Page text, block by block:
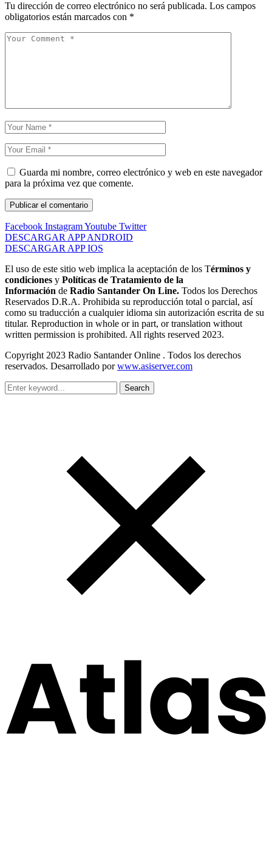
Tu dirección de correo electrónico no será publicada. Los campos
obligatorios están marcados con *
Guarda mi nombre, correo electrónico y web en este navegador
para la próxima vez que comente.
Facebook InstagramYoutube Twitter
DESCARGAR APP ANDROID
DESCARGAR APP IOS
El uso de este sitio web implica la aceptación de los Términos y
condiciones y Políticas de Tratamiento de la
Información de Radio Santander On Line. Todos los Derechos
Reservados D.R.A. Prohibida su reproducción total o parcial, así
como su traducción a cualquier idioma sin autorización escrita de su
titular. Reproduction in whole or in part, or translation without
written permission is prohibited. All rights reserved 2023.
Copyright 2023 Radio Santander Online . Todos los derechos
reservados. Desarrollado porwww.asiserver.com
Search